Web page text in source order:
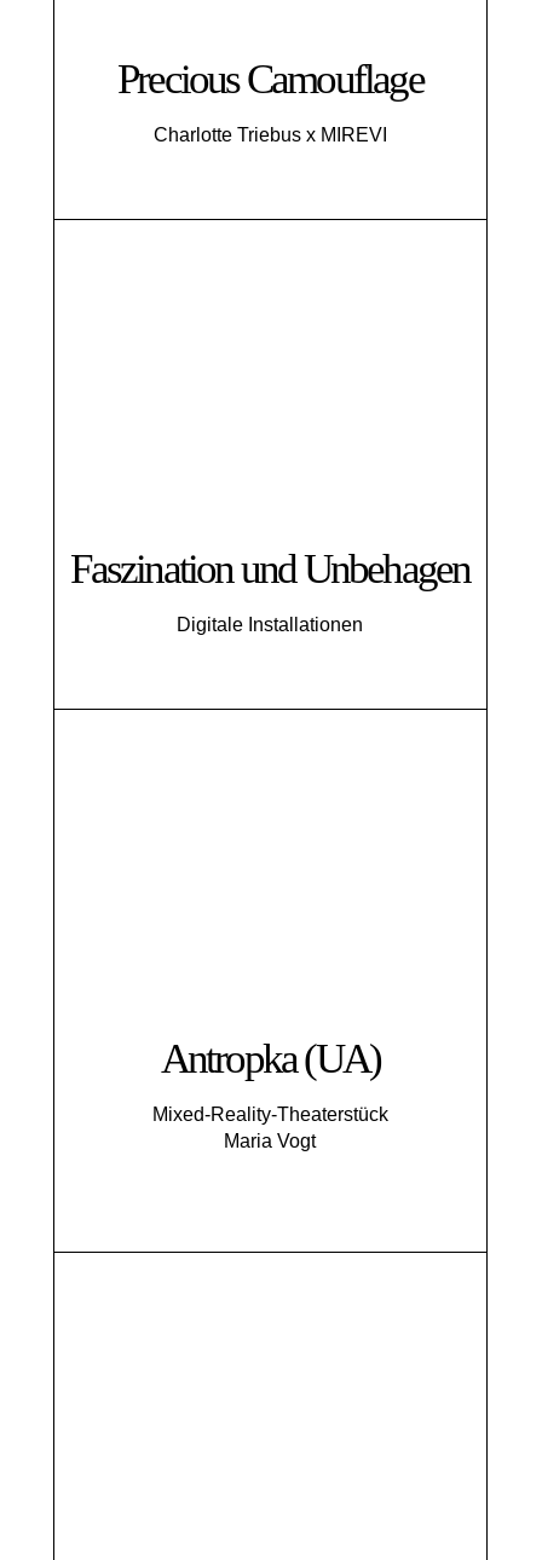
Precious Camouflage
Charlotte Triebus x MIREVI
Faszination und Unbehagen
Digitale Installationen
Antropka (UA)
Mixed-Reality-Theaterstück
Maria Vogt